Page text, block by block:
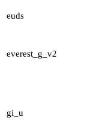
euds
everest_g_v2
gi_u